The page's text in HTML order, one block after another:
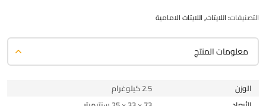
التصنيفات:اللايتات,اللايتات الامامية
معلومات المنتج
الوزن
2.5 كيلوغرام